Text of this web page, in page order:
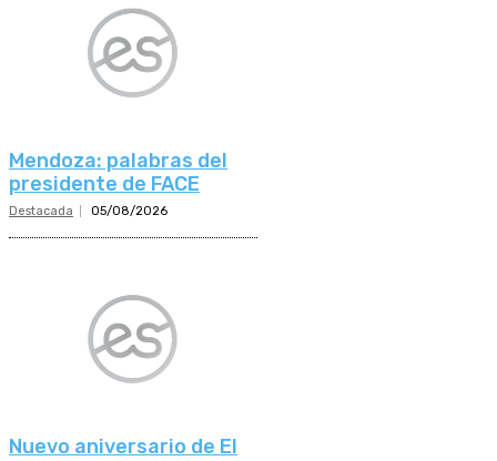
Mendoza: palabras del
presidente de FACE
Destacada 05/08/2026
Nuevo aniversario de El